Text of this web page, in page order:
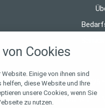
© 2026
Cookies
Einige von ihnen sind
diese Website und Ihre
unsere Cookies, wenn Sie
zu nutzen.
alle verwendeten Cookies und
zu blockieren.
Notwendig